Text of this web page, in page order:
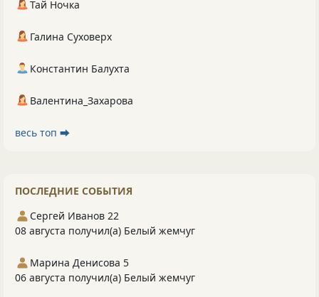
Тай Ночка
Галина Суховерх
Константин Балухта
Валентина_Захарова
весь топ ⮕
ПОСЛЕДНИЕ СОБЫТИЯ
Сергей Иванов 22
08 августа получил(а) Белый жемчуг
Марина Денисова 5
06 августа получил(а) Белый жемчуг